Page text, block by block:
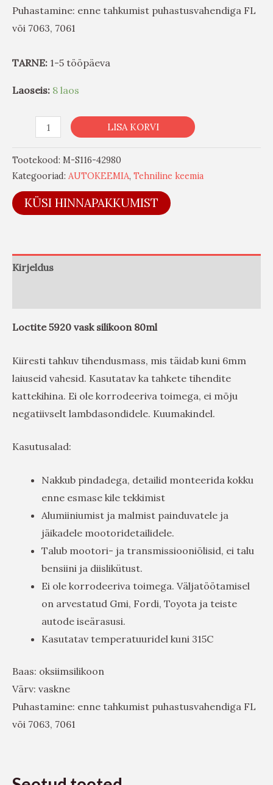
Puhastamine: enne tahkumist puhastusvahendiga FL
või 7063, 7061
TARNE: 1-5 tööpäeva
Laoseis: 8 laos
LISA KORVI
Tootekood: M-S116-42980
Kategooriad: AUTOKEEMIA, Tehniline keemia
KÜSI HINNAPAKKUMIST
Kirjeldus
Loctite 5920 vask silikoon 80ml
Kiiresti tahkuv tihendusmass, mis täidab kuni 6mm
laiuseid vahesid. Kasutatav ka tahkete tihendite
kattekihina. Ei ole korrodeeriva toimega, ei mõju
negatiivselt lambdasondidele. Kuumakindel.
Kasutusalad:
Nakkub pindadega, detailid monteerida kokku
enne esmase kile tekkimist
Alumiiniumist ja malmist painduvatele ja
jäikadele mootoridetailidele.
Talub mootori- ja transmissiooniõlisid, ei talu
bensiini ja diislikütust.
Ei ole korrodeeriva toimega. Väljatöötamisel
on arvestatud Gmi, Fordi, Toyota ja teiste
autode iseärasusi.
Kasutatav temperatuuridel kuni 315C
Baas: oksiimsilikoon
Värv: vaskne
Puhastamine: enne tahkumist puhastusvahendiga FL
või 7063, 7061